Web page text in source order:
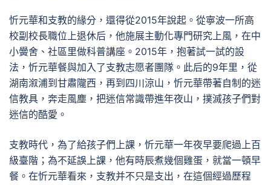
忻元華和支教的緣分，還得從2015年說起。從寧波一所高
校副校長職位上退休后，他施展主動化專門研究上風，在中
小黌舍、社區里做科普講座。2015年，抱著試一試的設
法，忻元華餐與加入了支教志愿者團隊。此后的9年里，從
湖南溆浦到甘肅隴西，再到四川涼山，忻元華帶著自制的迷
信教具，奔走風塵，把迷信常識帶進年夜山，撲滅孩子們對
迷信的酷愛。
支教時代，為了給孩子們上課，忻元華一年夜早要爬過上百
級臺階；為不延誤上課，他有時辰煮幾個雞蛋，就當一頓早
餐。在忻元華看來，支教并不只是支出，在這個經過歷程